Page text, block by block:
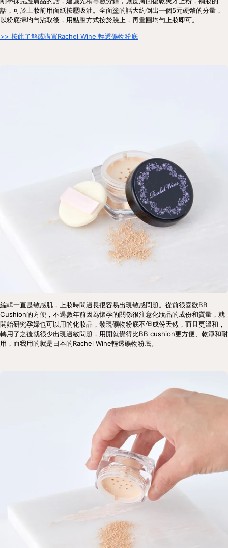
話，可於上妝前用面紙按壓吸油。全面塗的話大約倒出一個5元硬幣的分量，
以粉底掃均勻沾取後，用點壓方式按於臉上，再畫圓均勻上妝即可。
>> 按此了解或購買Rachel Wine 輕透礦物粉底
編輯一直是敏感肌，上妝時間過長很容易出現敏感問題。從前很喜歡BB
Cushion的方便，不過數年前因為懷孕的關係很注意化妝品的成份和質量，就
開始研究孕婦也可以用的化妝品，發現礦物粉底不但成份天然，而且更溫和，
轉用了之後就很少出現過敏問題，用開就覺得比BB cushion更方便、乾淨和耐
用，而我用的就是日本的Rachel Wine輕透礦物粉底。